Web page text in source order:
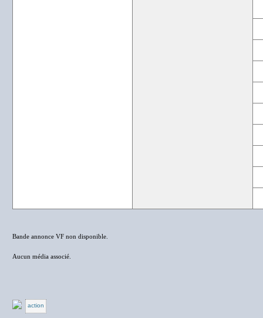
Bande annonce VF non disponible.
Aucun média associé.
action